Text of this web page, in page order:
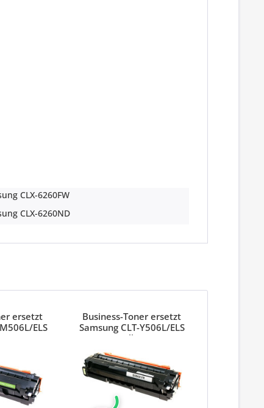
CLX-6260FW
CLX-6260ND
ersetzt
ELS
Business-Toner ersetzt
Samsung CLT-Y506L/ELS
Yellow